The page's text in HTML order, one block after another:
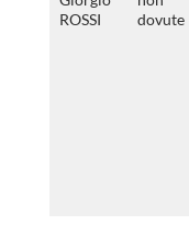
ROSSI
dovute